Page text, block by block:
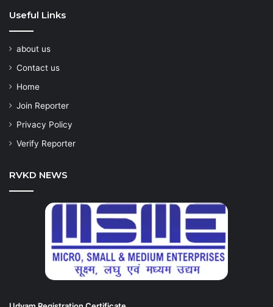
Useful Links
about us
Contact us
Home
Join Reporter
Privacy Policy
Verify Reporter
RVKD NEWS